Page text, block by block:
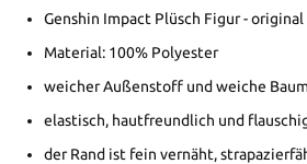
Genshin Impact Plüsch Figur -
Material: 100% Polyester
weicher Außenstoff und weiche
elastisch, hautfreundlich und
der Rand ist fein vernäht,